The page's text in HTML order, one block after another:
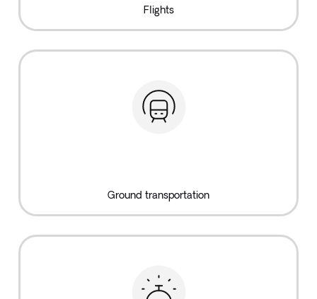
Flights
Ground transportation